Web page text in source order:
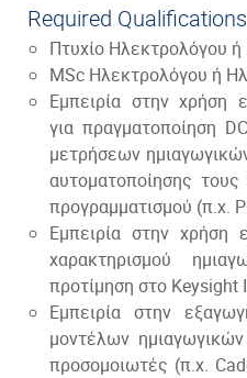
Required Qualifications
Πτυχίο Ηλεκτρολόγου
MSc Ηλεκτρολόγου ή
Εμπειρία στην χρήση
για πραγματοποίηση
μετρήσεων
αυτοματοποίησης
προγραμματισμού (π.χ.
Εμπειρία στην χρήση
χαρακτηρισμού
προτίμηση στο Keysight
Εμπειρία στην
μοντέλων
προσομοιωτές (π.χ.